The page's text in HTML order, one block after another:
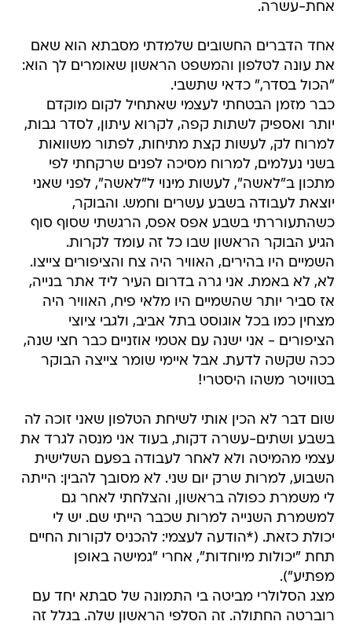
אחת-עשרה.
אחד הדברים החשובים שלמדתי מסבתא הוא שאם
את עונה לטלפון והמשפט הראשון שאומרים לך הוא:
"הכול בסדר," כדאי שתשבי.
כבר מזמן הבטחתי לעצמי שאתחיל לקום מוקדם
יותר ואספיק לשתות קפה, לקרוא עיתון, לסדר גבות,
למרוח לק, לעשות קצת מתיחות, לפתור משוואות
בשני נעלמים, למרוח מסיכה לפנים שרקחתי לפי
מתכון ב"לאשה", לעשות מינוי ל"לאשה", לפני שאני
יוצאת לעבודה בשבע עשרים וחמש. והבוקר,
כשהתעוררתי בשבע אפס אפס, הרגשתי שסוף סוף
הגיע הבוקר הראשון שבו כל זה עומד לקרות.
השמיים היו בהירים, האוויר היה צח והציפורים צייצו.
לא, לא באמת. אני גרה בדרום העיר ליד אתר בנייה,
אז סביר יותר שהשמיים היו מלאי פיח, האוויר היה
מצחין כמו בכל אוגוסט בתל אביב, ולגבי ציוצי
הציפורים - אני ישנה עם אטמי אוזניים כבר חצי שנה,
ככה שקשה לדעת. אבל איימי שומר צייצה הבוקר
בטוויטר משהו היסטרי!
שום דבר לא הכין אותי לשיחת הטלפון שאני זוכה לה
בשבע ושתים-עשרה דקות, בעוד אני מנסה לגרד את
עצמי מהמיטה ולא לאחר לעבודה בפעם השלישית
השבוע, למרות שרק יום שני. לא מסובך להבין: הייתה
לי משמרת כפולה בראשון, והצלחתי לאחר גם
למשמרת השנייה למרות שכבר הייתי שם. יש לי
יכולת כזאת. (*הודעה לעצמי: להכניס לקורות החיים
תחת "יכולות מיוחדות", אחרי "גמישה באופן
מפתיע").
מצג הסלולרי מביטה בי התמונה של סבתא יחד עם
רוברטה החתולה. זה הסלפי הראשון שלה. בגלל זה